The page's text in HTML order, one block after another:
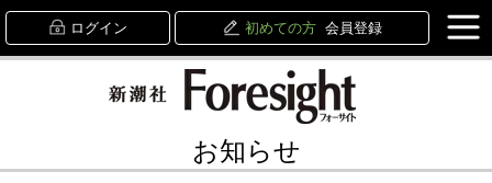
ログイン 初めての方 会員登録
お知らせ